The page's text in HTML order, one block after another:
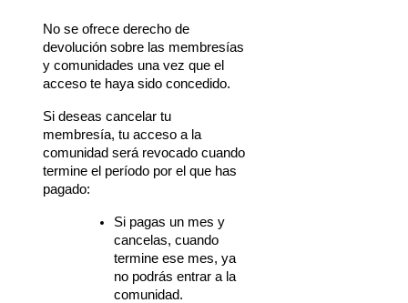
No se ofrece derecho de
devolución sobre las membresías
y comunidades una vez que el
acceso te haya sido concedido.
Si deseas cancelar tu
membresía, tu acceso a la
comunidad será revocado cuando
termine el período por el que has
pagado:
Si pagas un mes y
cancelas, cuando
termine ese mes, ya
no podrás entrar a la
comunidad.